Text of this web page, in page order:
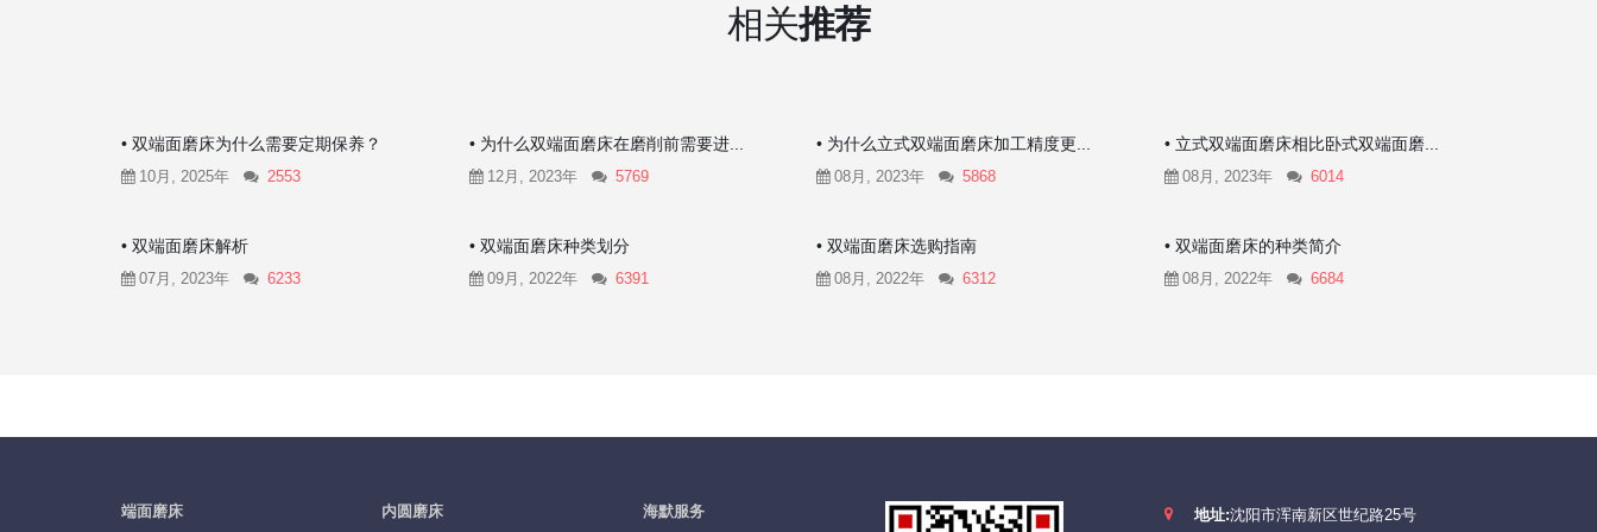
相关推荐
• 双端面磨床为什么需要定期保养？
10月, 2025年 2553
• 为什么双端面磨床在磨削前需要进...
12月, 2023年 5769
• 为什么立式双端面磨床加工精度更...
08月, 2023年 5868
• 立式双端面磨床相比卧式双端面磨...
08月, 2023年 6014
• 双端面磨床解析
07月, 2023年 6233
• 双端面磨床种类划分
09月, 2022年 6391
• 双端面磨床选购指南
08月, 2022年 6312
• 双端面磨床的种类简介
08月, 2022年 6684
端面磨床 内圆磨床 海默服务 地址:沈阳市浑南新区世纪路25号